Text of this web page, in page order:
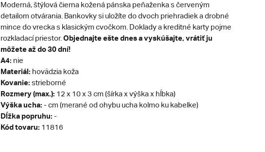
Moderná, štýlová čierna kožená pánska peňaženka s červeným
detailom otvárania. Bankovky si uložíte do dvoch priehradiek a drobné
mince do vrecka s klasickým cvočkom. Doklady a kreditné karty pojme
rozkladací priestor. Objednajte ešte dnes a vyskúšajte, vrátiť ju
môžete až do 30 dní!
A4: nie
Materiál: hovädzia koža
Kovanie: strieborné
Rozmery (max.): 12 x 10 x 3 cm (šírka x výška x hĺbka)
Výška ucha: - cm (merané od ohybu ucha kolmo ku kabelke)
Dĺžka popruhu: -
Kód tovaru: 11816